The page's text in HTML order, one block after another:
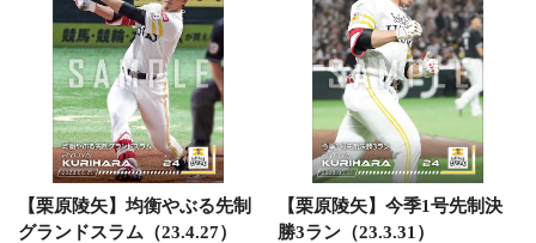
【栗原陵矢】均衡やぶる先制
グランドスラム（23.4.27）
【栗原陵矢】今季1号先制決
勝3ラン（23.3.31）